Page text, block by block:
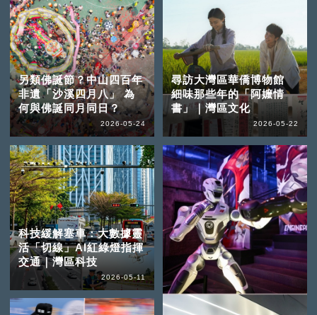
另類佛誕節？中山四百年
非遺「沙溪四月八」 為
何與佛誕同月同日？
2026-05-24
尋訪大灣區華僑博物館
細味那些年的「阿嬤情
書」｜灣區文化
2026-05-22
科技緩解塞車：大數據靈
活「切線」AI紅綠燈指揮
交通｜灣區科技
2026-05-11